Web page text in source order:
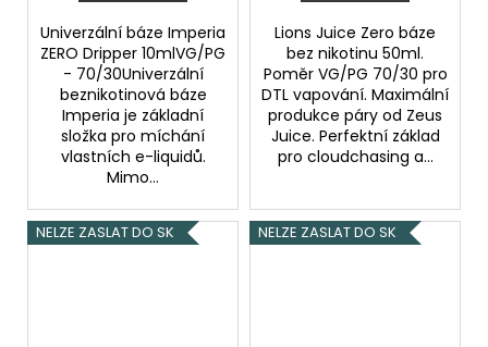
Univerzální báze Imperia
ZERO Dripper 10mlVG/PG
- 70/30Univerzální
beznikotinová báze
Imperia je základní
složka pro míchání
vlastních e-liquidů.
Mimo...
Lions Juice Zero báze
bez nikotinu 50ml.
Poměr VG/PG 70/30 pro
DTL vapování. Maximální
produkce páry od Zeus
Juice. Perfektní základ
pro cloudchasing a...
NELZE ZASLAT DO SK NELZE ZASLAT DO SK